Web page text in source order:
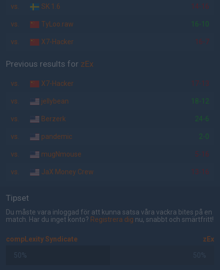
vs. SK 1.6 14-16
vs. TyLoo.raw 16-10
vs. X7-Hacker 16-7
Previous results for zEx
vs. X7-Hacker 17-13
vs. jellybean 18-12
vs. Berzerk 24-6
vs. pandemic 2-0
vs. mugNmouse 5-16
vs. JaX Money Crew 13-16
Tipset
Du måste vara inloggad för att kunna satsa våra vackra bites på en
match. Har du inget konto? Registrera dig nu, snabbt och smärtfritt!
compLexity Syndicate zEx
50% 50%